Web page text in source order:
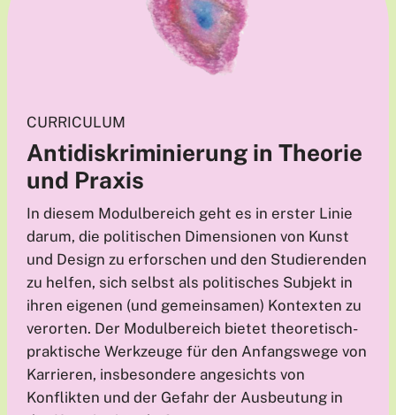
CURRICULUM
Antidiskriminierung in Theorie
und Praxis
In diesem Modulbereich geht es in erster Linie
darum, die politischen Dimensionen von Kunst
und Design zu erforschen und den Studierenden
zu helfen, sich selbst als politisches Subjekt in
ihren eigenen (und gemeinsamen) Kontexten zu
verorten. Der Modulbereich bietet theoretisch-
praktische Werkzeuge für den Anfangswege von
Karrieren, insbesondere angesichts von
Konflikten und der Gefahr der Ausbeutung in